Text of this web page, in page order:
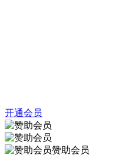
开通会员
赞助会员